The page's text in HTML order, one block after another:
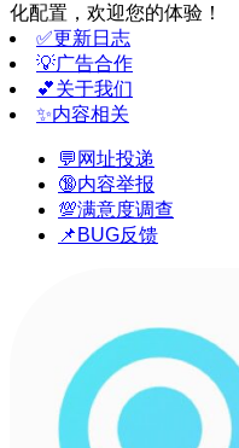
化配置，欢迎您的体验！
✅更新日志
💡广告合作
💕关于我们
✨内容相关
💬网址投递
🔞内容举报
💯满意度调查
📌BUG反馈